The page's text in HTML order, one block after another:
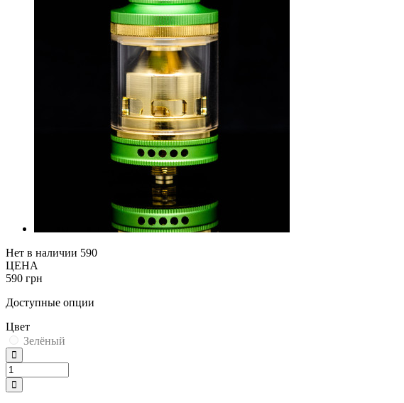
Нет в наличии 590
ЦЕНА
590 грн
Доступные опции
Цвет
Зелёный